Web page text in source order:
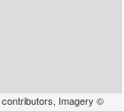
contributors, Imagery ©